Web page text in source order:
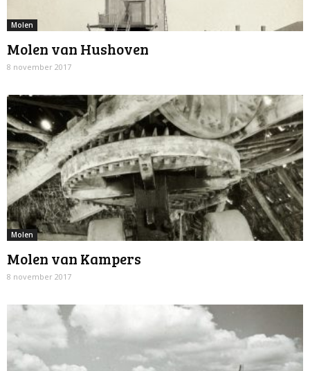
Molen
Molen van Hushoven
8 november 2017
Molen
Molen van Kampers
8 november 2017